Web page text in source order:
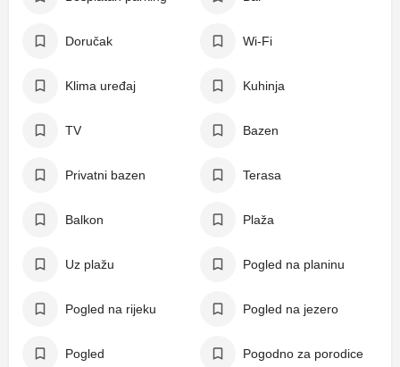
Doručak Wi-Fi
Klima uređaj Kuhinja
TV Bazen
Privatni bazen Terasa
Balkon Plaža
Uz plažu Pogled na planinu
Pogled na rijeku Pogled na jezero
Pogled Pogodno za porodice